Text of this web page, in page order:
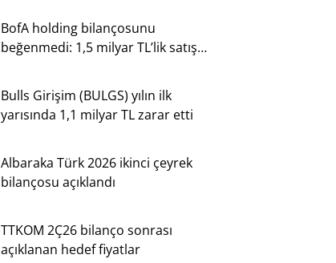
BofA holding bilançosunu
beğenmedi: 1,5 milyar TL’lik satış
Bulls Girişim (BULGS) yılın ilk
yarısında 1,1 milyar TL zarar etti
Albaraka Türk 2026 ikinci çeyrek
bilançosu açıklandı
TTKOM 2Ç26 bilanço sonrası
açıklanan hedef fiyatlar